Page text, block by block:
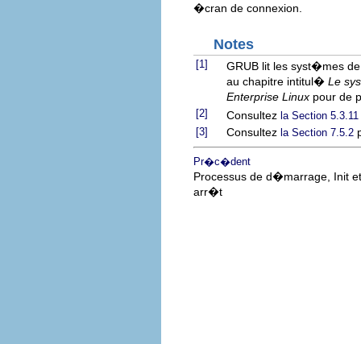
�cran de connexion.
Notes
[1]
GRUB lit les syst�mes
au chapitre intitul� Le
Enterprise Linux pour de
[2] Consultez la Section 5.3.11
[3] Consultez la Section 7.5.2
Pr�c�dent
Processus de d�marrage, Init et
arr�t